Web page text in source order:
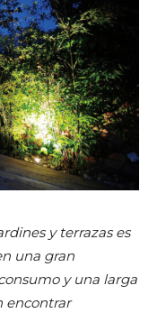
y terrazas es
una gran
y una larga
encontrar